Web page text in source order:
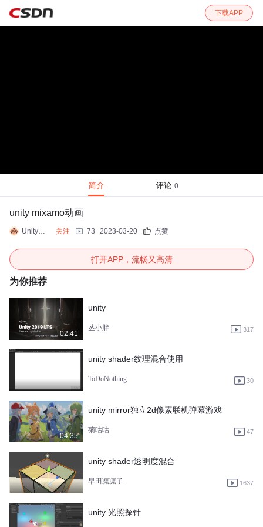
下载APP
简介 评论 0
unity mixamo动画
Unity游戏开发小白 关注 73 2023-03-20 点赞
打开APP，流畅又高清
为你推荐
02:41
unity
丛小胖 317
unity shader纹理混合使用
ToDoNothing 30
04:35
unity mirror独立2d像素联机弹幕游戏
菊咕咕 47
unity shader透明度混合
早田凛凛子 1637
unity 光照探针